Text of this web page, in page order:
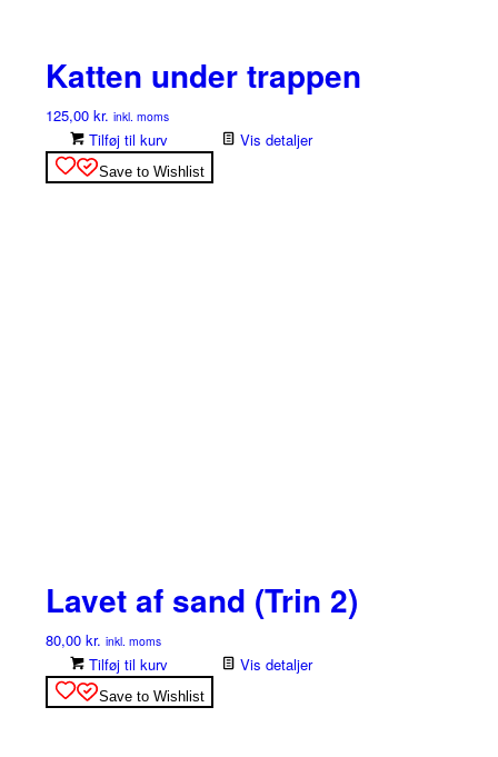
Katten under trappen
125,00 kr. inkl. moms
Tilføj til kurv Vis detaljer
Save to Wishlist
Lavet af sand (Trin 2)
80,00 kr. inkl. moms
Tilføj til kurv Vis detaljer
Save to Wishlist